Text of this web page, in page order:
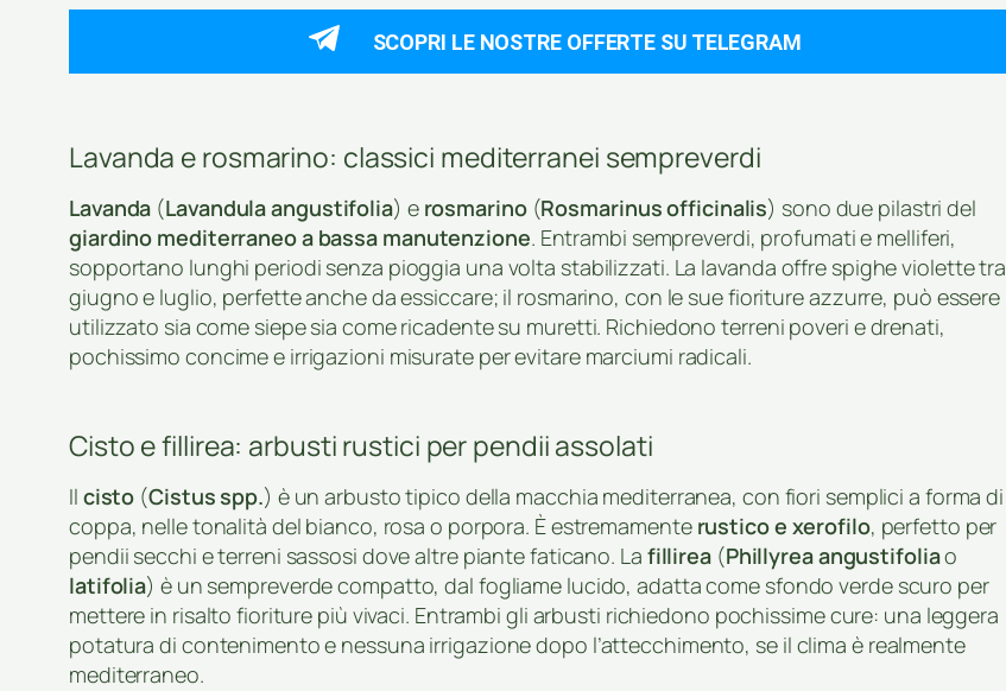
SCOPRI LE NOSTRE OFFERTE SU TELEGRAM
Lavanda e rosmarino: classici mediterranei sempreverdi
Lavanda (Lavandula angustifolia) e rosmarino(Rosmarinus officinalis) sono due pilastri del
giardino mediterraneo a bassa manutenzione. Entrambi sempreverdi, profumati e melliferi,
sopportano lunghi periodi senza pioggia una volta stabilizzati. La lavanda offre spighe violette tra
giugno e luglio, perfette anche da essiccare; il rosmarino, con le sue fioriture azzurre, può essere
utilizzato sia come siepe sia come ricadente su muretti. Richiedono terreni poveri e drenati,
pochissimo concime e irrigazioni misurate per evitare marciumi radicali.
Cisto e fillirea: arbusti rustici per pendii assolati
Il cisto (Cistus spp.) è un arbusto tipico della macchia mediterranea, con fiori semplici a forma di
coppa, nelle tonalità del bianco, rosa o porpora. È estremamente rustico e xerofilo, perfetto per
pendii secchi e terreni sassosi dove altre piante faticano. La fillirea(Phillyrea angustifoliao
latifolia) è un sempreverde compatto, dal fogliame lucido, adatta come sfondo verde scuro per
mettere in risalto fioriture più vivaci. Entrambi gli arbusti richiedono pochissime cure: una leggera
potatura di contenimento e nessuna irrigazione dopo l’attecchimento, se il clima è realmente
mediterraneo.